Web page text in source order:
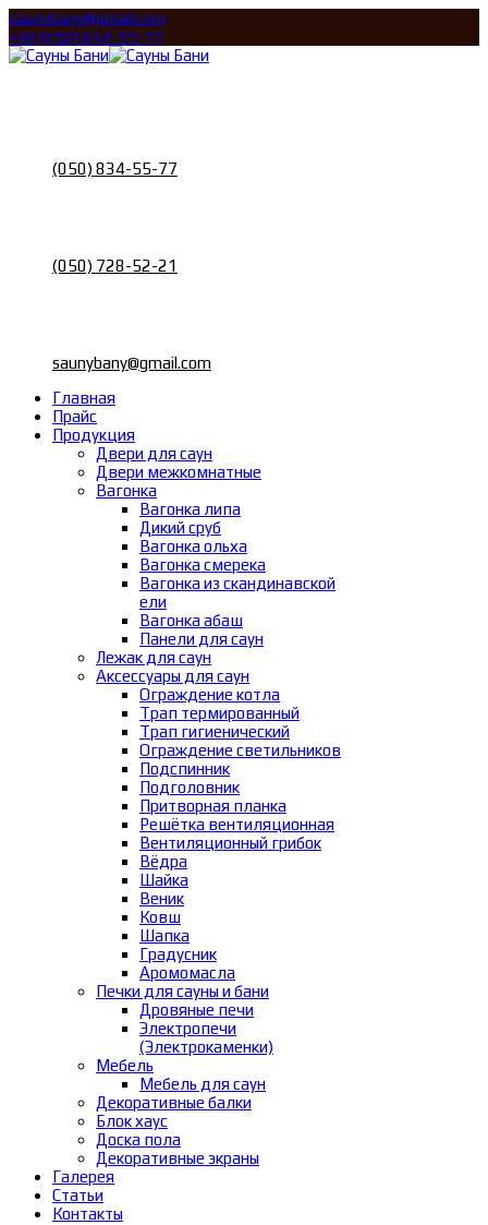
saunybany@gmail.com
+38 (050) 834-55-77
(050) 834-55-77
(050) 728-52-21
saunybany@gmail.com
Главная
Прайс
Продукция
Двери для саун
Двери межкомнатные
Вагонка
Вагонка липа
Дикий сруб
Вагонка ольха
Вагонка смерека
Вагонка из скандинавской
ели
Вагонка абаш
Панели для саун
Лежак для саун
Аксессуары для саун
Ограждение котла
Трап термированный
Трап гигиенический
Ограждение светильников
Подспинник
Подголовник
Притворная планка
Решётка вентиляционная
Вентиляционный грибок
Вёдра
Шайка
Веник
Ковш
Шапка
Градусник
Аромомасла
Печки для сауны и бани
Дровяные печи
Электропечи
(Электрокаменки)
Мебель
Мебель для саун
Декоративные балки
Блок хаус
Доска пола
Декоративные экраны
Галерея
Статьи
Контакты